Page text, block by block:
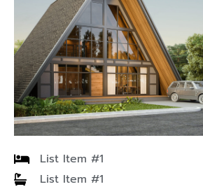
2.รายการคำนวณโครงสร้าง 1 ชุด
3.แบบฟอร์มยื่นขออนุญาตปลูกสร้าง ข.1
4.หนังสือรับรองของผู้ประกอบวิชาชีพส
แบบที่ทำการยื่นขออนุญาต)
5.หนังสือรับรองของผู้ประกอบวิชาชีพวิศ
บริการเสริมตรวจสอบงานที่โครงการ
List Item #1
List Item #1